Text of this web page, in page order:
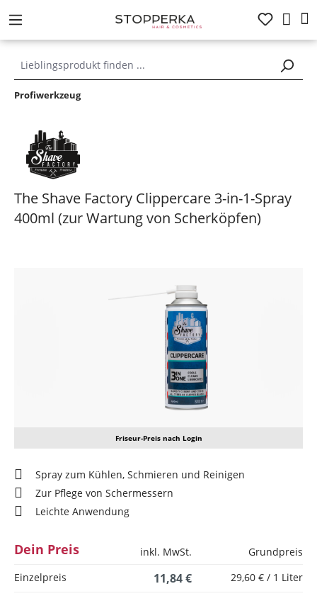
springen
Profiwerkzeug
The Shave Factory Clippercare 3-in-1-Spray
400ml (zur Wartung von Scherköpfen)
Friseur-Preis nach Login
Spray zum Kühlen, Schmieren und Reinigen
Zur Pflege von Schermessern
Leichte Anwendung
Dein Preis inkl. MwSt.
Grundpreis
Einzelpreis
11,84 € 29,60 € / 1 Liter